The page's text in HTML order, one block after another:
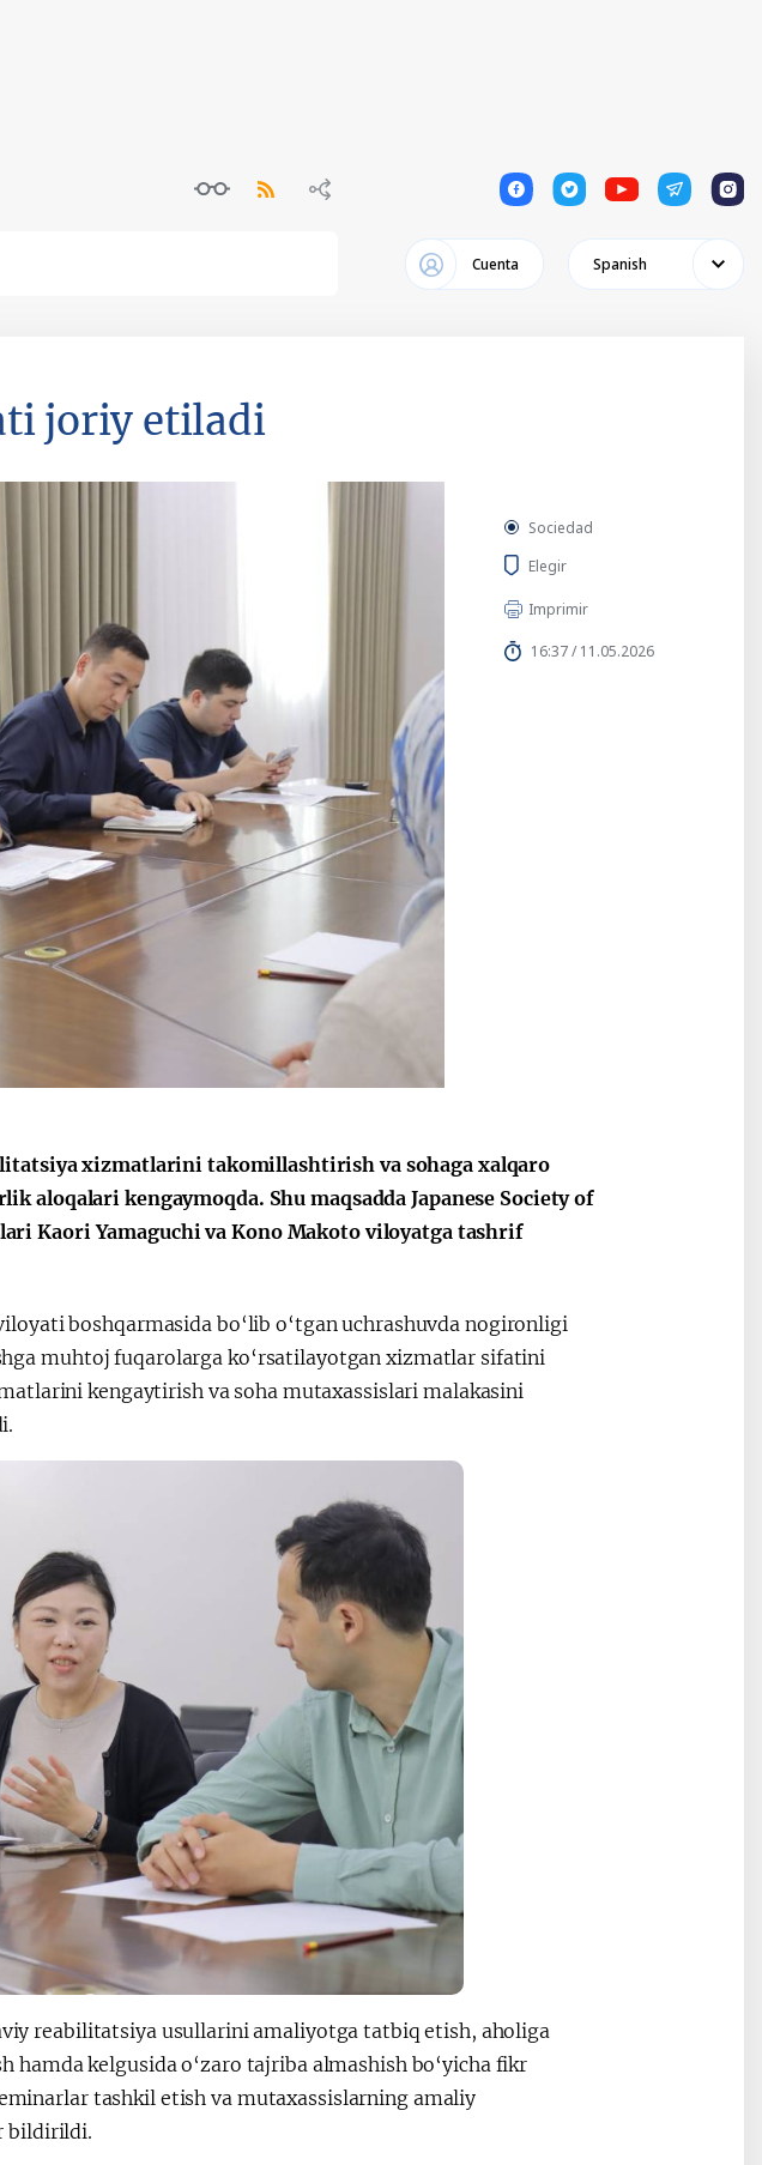
1 1 1 1 1
Cuenta Spanish
joriy etiladi
Sociedad
Elegir
Imprimir
16:37 / 11.05.2026
xizmatlarini takomillashtirish va sohaga xalqaro
aloqalari kengaymoqda. Shu maqsadda Japanese Society of
Kaori Yamaguchi va Kono Makoto viloyatga tashrif
boshqarmasida bo‘lib o‘tgan uchrashuvda nogironligi
muhtoj fuqarolarga ko‘rsatilayotgan xizmatlar sifatini
kengaytirish va soha mutaxassislari malakasini
reabilitatsiya usullarini amaliyotga tatbiq etish, aholiga
kelgusida o‘zaro tajriba almashish bo‘yicha fikr
tashkil etish va mutaxassislarning amaliy
bildirildi.